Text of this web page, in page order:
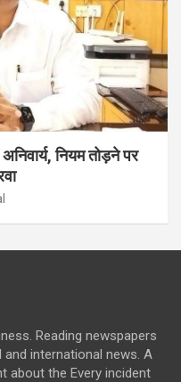
नियम तोड़ने पर
Reading newspapers
international news. A
about the Every incident